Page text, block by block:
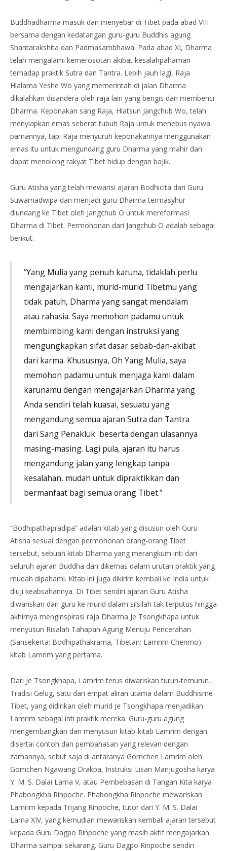
Buddhadharma masuk dan menyebar di Tibet pada abad VIII
bersama dengan kedatangan guru-guru Buddhis agung
Shantarakshita dan Padmasambhawa. Pada abad XI, Dharma
telah mengalami kemerosotan akibat kesalahpahaman
terhadap praktik Sutra dan Tantra. Lebih jauh lagi, Raja
Hlalama Yeshe Wo yang memerintah di jalan Dharma
dikalahkan disandera oleh raja lain yang bengis dan membenci
Dharma. Keponakan sang Raja, Hlatsun Jangchub Wo, telah
menyiapkan emas seberat tubuh Raja untuk menebus nyawa
pamannya, tapi Raja menyuruh keponakannya menggunakan
emas itu untuk mengundang guru Dharma yang mahir dan
dapat menolong rakyat Tibet hidup dengan bajik.
Guru Atisha yang telah mewarisi ajaran Bodhicita dari Guru
Suwarnadwipa dan menjadi guru Dharma termasyhur
diundang ke Tibet oleh Jangchub O untuk mereformasi
Dharma di Tibet. Permohonan dari Jangchub O adalah sebagai
berikut:
“Yang Mulia yang penuh karuna, tidaklah perlu
mengajarkan kami, murid-murid Tibetmu yang
tidak patuh, Dharma yang sangat mendalam
atau rahasia. Saya memohon padamu untuk
membimbing kami dengan instruksi yang
mengungkapkan sifat dasar sebab-dan-akibat
dari karma. Khususnya, Oh Yang Mulia, saya
memohon padamu untuk menjaga kami dalam
karunamu dengan mengajarkan Dharma yang
Anda sendiri telah kuasai, sesuatu yang
mengandung semua ajaran Sutra dan Tantra
dari Sang Penakluk beserta dengan ulasannya
masing-masing. Lagi pula, ajaran itu harus
mengandung jalan yang lengkap tanpa
kesalahan, mudah untuk dipraktikkan dan
bermanfaat bagi semua orang Tibet.”
“Bodhipathapradipa” adalah kitab yang disusun oleh Guru
Atisha sesuai dengan permohonan orang-orang Tibet
tersebut, sebuah kitab Dharma yang merangkum inti dari
seluruh ajaran Buddha dan dikemas dalam urutan praktik yang
mudah dipahami. Kitab ini juga dikirim kembali ke India untuk
diuji keabsahannya. Di Tibet sendiri ajaran Guru Atisha
diwariskan dari guru ke murid dalam silsilah tak terputus hingga
akhirnya menginspirasi raja Dharma Je Tsongkhapa untuk
menyusun Risalah Tahapan Agung Menuju Pencerahan
(Sansekerta: Bodhipathakrama, Tibetan: Lamrim Chenmo).
kitab Lamrim yang pertama.
Dari Je Tsongkhapa, Lamrim terus diwariskan turun-temurun.
Tradisi Gelug, satu dari empat aliran utama dalam Buddhisme
Tibet, yang didirikan oleh murid Je Tsongkhapa menjadikan
Lamrim sebagai inti praktik mereka. Guru-guru agung
mengembangkan dan menyusun kitab-kitab Lamrim dengan
disertai contoh dan pembahasan yang relevan dengan
zamannya, sebut saja di antaranya Gomchen Lamrim oleh
Gomchen Ngawang Drakpa, Instruksi Lisan Manjugosha karya
Y. M. S. Dalai Lama V, atau Pembebasan di Tangan Kita karya
Phabongkha Rinpoche. Phabongkha Rinpoche mewariskan
Lamrim kepada Trijang Rinpoche, tutor dari Y. M. S. Dalai
Lama XIV, yang kemudian mewariskan kembali ajaran tersebut
kepada Guru Dagpo Rinpoche yang masih aktif mengajarkan
Dharma sampai sekarang. Guru Dagpo Rinpoche sendiri